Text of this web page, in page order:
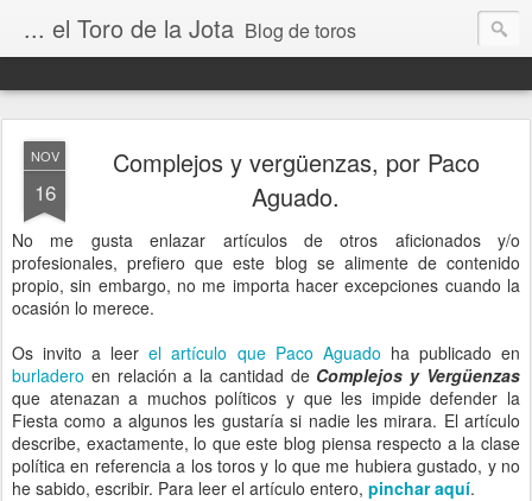
... el Toro de la Jota Blog de toros
NOV
16
Complejos y vergüenzas, por Paco
Aguado.
No me gusta enlazar artículos de otros aficionados y/o
profesionales, prefiero que este blog se alimente de contenido
propio, sin embargo, no me importa hacer excepciones cuando la
ocasión lo merece.
Os invito a leerel artículo que Paco Aguado ha publicado en
burladero en relación a la cantidad de Complejos y Vergüenzas
que atenazan a muchos políticos y que les impide defender la
Fiesta como a algunos les gustaría si nadie les mirara. El artículo
describe, exactamente, lo que este blog piensa respecto a la clase
política en referencia a los toros y lo que me hubiera gustado, y no
he sabido, escribir. Para leer el artículo entero, pinchar aquí.